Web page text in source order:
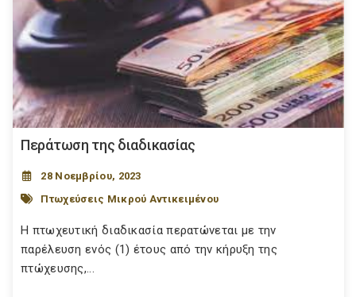
Περάτωση της διαδικασίας
28 Νοεμβρίου, 2023
Πτωχεύσεις Μικρού Αντικειμένου
Η πτωχευτική διαδικασία περατώνεται με την
παρέλευση ενός (1) έτους από την κήρυξη της
πτώχευσης,...